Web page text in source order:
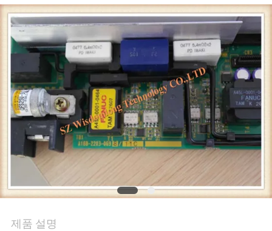
투
어
품
질
연
제품 설명